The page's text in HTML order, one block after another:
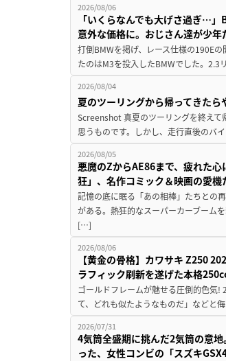
2026/08/06
「いくらなんでも大げさ過ぎ…
意外な価格に。おじさん達が少
打倒BMWを掲げ、レース仕様の190E
たのはM3を投入したBMWでした。
2026/08/04
夏のツーリングから帰ってきたら
Screenshot 真夏のツーリングを終えて
思うものです。しかし、走行直後のバ
2026/08/05
悪魔のZからAE86まで、疲れた
狂」、名作コミック＆映画の愛機
記憶の底に眠る「あの相棒」たちとの
がある。熱狂的なスーパーカーブーム
[…]
2026/08/06
【黄金の骨格】カワサキ Z250
ラフィック刷新を遂げた本格
ゴールドフレームが魅せる圧倒的色気
て、どれも似たようなものだ」などと
2026/07/31
4気筒全盛期に挑んだ2気筒の意
った、女性コンビの「スズキ